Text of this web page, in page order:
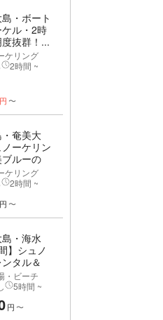
島・ボート
ル・2時
抜群！...
ケリング
2時間 ~
円 〜
・奄美大
ーケリン
ルーの
ケリング
2時間 ~
円 〜
島・海水
】シュノ
タル＆
・ビーチ
5時間 ~
円 〜